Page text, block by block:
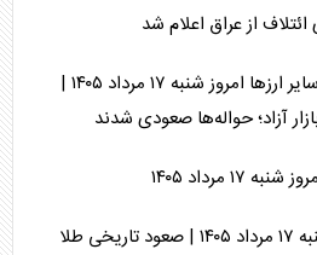
از عراق اعلام شد
آخرین قیمت دلار، یورو و سایر ارز‌ها امروز شنبه ۱۷ مرداد ۱۴۰۵ |
آزاد؛ حواله‌ها صعودی شدند
مرداد ۱۴۰۵
طلا